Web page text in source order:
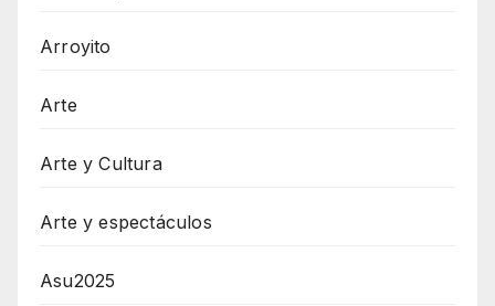
Arroyito
Arte
Arte y Cultura
Arte y espectáculos
Asu2025